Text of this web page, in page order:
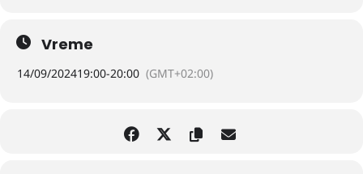
Vreme
14/09/202419:00-20:00 (GMT+02:00)